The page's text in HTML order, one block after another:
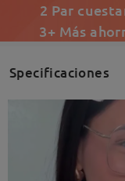
2 Par
3+ Más
Specificaciones